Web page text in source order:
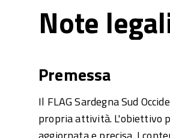
Note
Premessa
Il FLAG Sardegna Sud
propria attività. L'obiettivo